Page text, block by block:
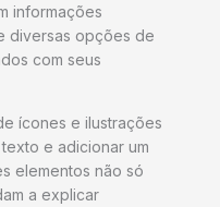
informações
diversas opções de
com seus
ícones e ilustrações
e adicionar um
elementos não só
a explicar